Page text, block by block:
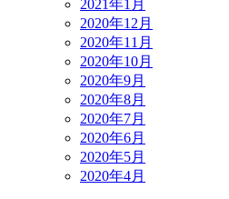
2021年1月
2020年12月
2020年11月
2020年10月
2020年9月
2020年8月
2020年7月
2020年6月
2020年5月
2020年4月